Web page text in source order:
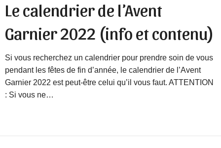
Le calendrier de l’Avent
Garnier 2022 (info et contenu)
Si vous recherchez un calendrier pour prendre soin de vous
pendant les fêtes de fin d’année, le calendrier de l’Avent
Garnier 2022 est peut-être celui qu’il vous faut. ATTENTION
: Si vous ne…